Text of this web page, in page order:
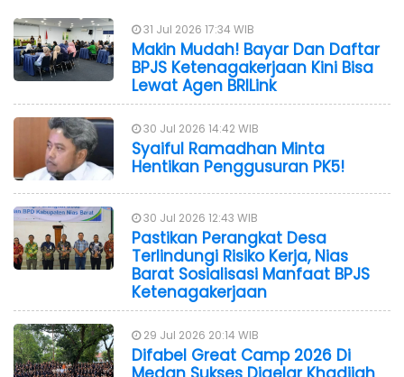
31 Jul 2026 17:34 WIB
Makin Mudah! Bayar Dan Daftar
BPJS Ketenagakerjaan Kini Bisa
Lewat Agen BRILink
30 Jul 2026 14:42 WIB
Syaiful Ramadhan Minta
Hentikan Penggusuran PK5!
30 Jul 2026 12:43 WIB
Pastikan Perangkat Desa
Terlindungi Risiko Kerja, Nias
Barat Sosialisasi Manfaat BPJS
Ketenagakerjaan
29 Jul 2026 20:14 WIB
Difabel Great Camp 2026 Di